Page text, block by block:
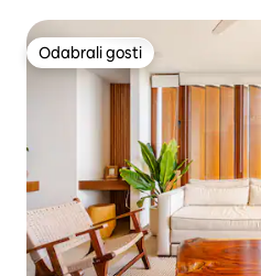
Odabrali gosti
Odabrali gosti